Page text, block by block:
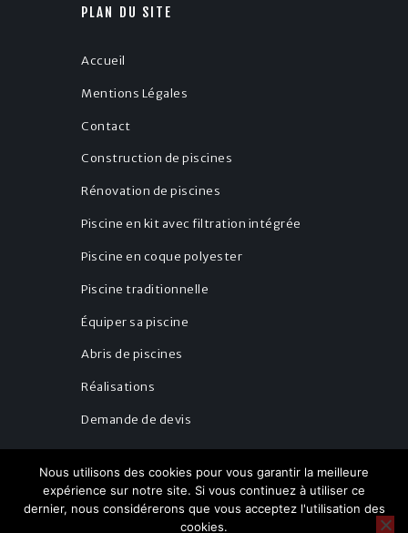
PLAN DU SITE
Accueil
Mentions Légales
Contact
Construction de piscines
Rénovation de piscines
Piscine en kit avec filtration intégrée
Piscine en coque polyester
Piscine traditionnelle
Équiper sa piscine
Abris de piscines
Réalisations
Demande de devis
Réalisation :skalecom © 2026. Tout
Nous utilisons des cookies pour vous garantir la meilleure
expérience sur notre site. Si vous continuez à utiliser ce
dernier, nous considérerons que vous acceptez l'utilisation des
cookies.